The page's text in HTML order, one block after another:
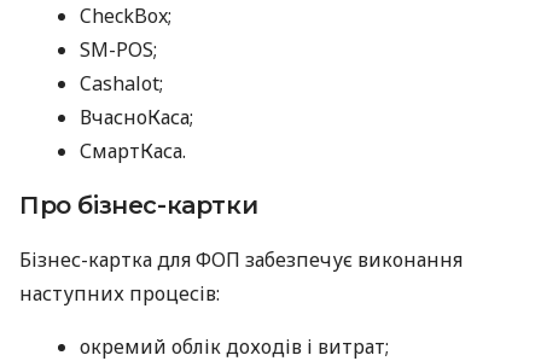
CheckBox;
SM-POS;
Cashalot;
ВчасноКаса;
СмартКаса.
Про бізнес-картки
Бізнес-картка для ФОП забезпечує виконання
наступних процесів:
окремий облік доходів і витрат;